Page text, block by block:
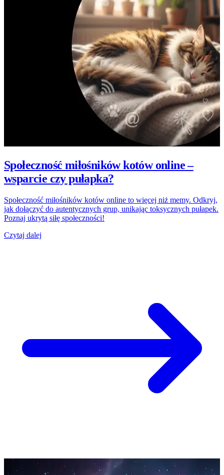
Społeczność miłośników kotów online –
wsparcie czy pułapka?
Społeczność miłośników kotów online to więcej niż memy. Odkryj,
jak dołączyć do autentycznych grup, unikając toksycznych pułapek.
Poznaj ukrytą siłę społeczności!
Czytaj dalej